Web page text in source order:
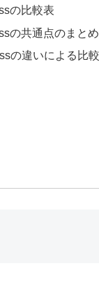
の比較表
の共通点のまとめ
の違いによる比